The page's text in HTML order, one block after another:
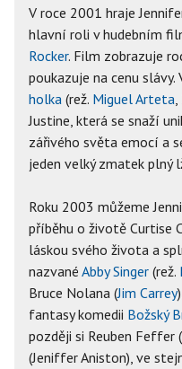
V roce 2001 hraje
hlavní roli v hudebním
Rocker. Film zobrazuje
poukazuje na cenu
holka (rež. Miguel Arteta
Justine, která se snaží
zářivého světa emocí a
jeden velký zmatek plný
Roku 2003 můžeme
příběhu o životě Curtise
láskou svého života a
nazvané Abby Singer (rež.
Bruce Nolana (Jim Carrey
fantasy komedii Božský
později si Reuben Feffer (
(Jeniffer Aniston), ve